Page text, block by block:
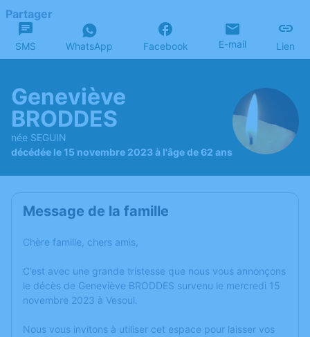
Partager
SMS WhatsApp Facebook E-mail Lien
Geneviève
BRODDES
née SEGUIN
décédée le 15 novembre 2023 à l'âge de 62 ans
Message de la famille
Chère famille, chers amis,
C’est avec une grande tristesse que nous vous annonçons
le décès de Geneviève BRODDES survenu le mercredi 15
novembre 2023 à Vesoul.
Nous vous invitons à utiliser cet espace pour laisser vos